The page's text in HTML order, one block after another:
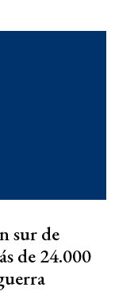
sur de
de 24.000